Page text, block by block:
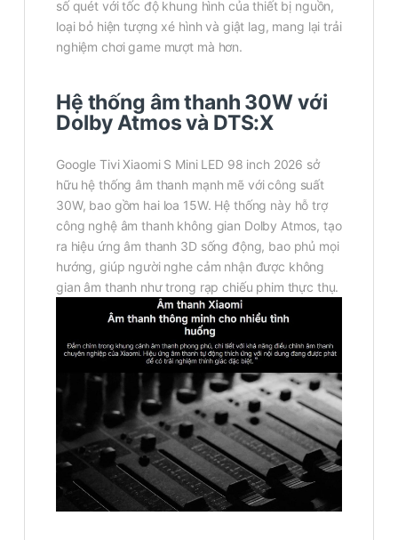
số quét với tốc độ khung hình của thiết bị nguồn,
loại bỏ hiện tượng xé hình và giật lag, mang lại trải
nghiệm chơi game mượt mà hơn.
Hệ thống âm thanh 30W với
Dolby Atmos và DTS:X
Google Tivi Xiaomi S Mini LED 98 inch 2026 sở
hữu hệ thống âm thanh mạnh mẽ với công suất
30W, bao gồm hai loa 15W. Hệ thống này hỗ trợ
công nghệ âm thanh không gian Dolby Atmos, tạo
ra hiệu ứng âm thanh 3D sống động, bao phủ mọi
hướng, giúp người nghe cảm nhận được không
gian âm thanh như trong rạp chiếu phim thực thụ.